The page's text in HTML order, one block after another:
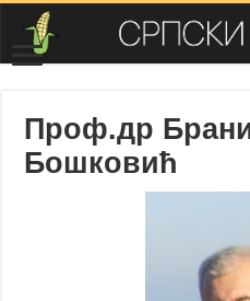
Проф.др
Бошковић